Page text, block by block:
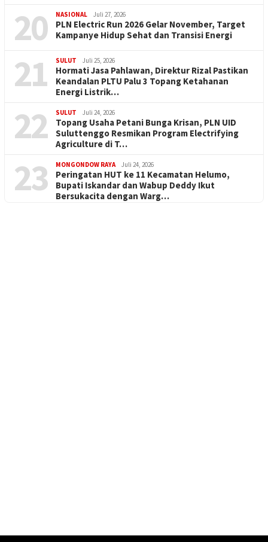
20 NASIONAL Juli 27, 2026
PLN Electric Run 2026 Gelar November, Target
Kampanye Hidup Sehat dan Transisi Energi
21 SULUT Juli 25, 2026
Hormati Jasa Pahlawan, Direktur Rizal Pastikan
Keandalan PLTU Palu 3 Topang Ketahanan
Energi Listrik…
22 SULUT Juli 24, 2026
Topang Usaha Petani Bunga Krisan, PLN UID
Suluttenggo Resmikan Program Electrifying
Agriculture di T…
23 MONGONDOW RAYA Juli 24, 2026
Peringatan HUT ke 11 Kecamatan Helumo,
Bupati Iskandar dan Wabup Deddy Ikut
Bersukacita dengan Warg…